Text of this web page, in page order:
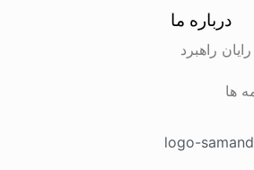
درباره ما
راهبرد
ها